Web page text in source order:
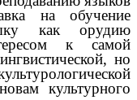
на обучение
как орудию
к самой
но
культурного